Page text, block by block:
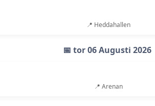
📍 Heddahallen
📅 tor 06 Augusti 2026
📍 Arenan